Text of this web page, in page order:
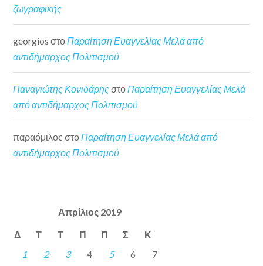
ζωγραφικής
georgios στο Παραίτηση Ευαγγελίας Μελά από
αντιδήμαρχος Πολιτισμού
Παναγιώτης ΚονιδάρηςστοΠαραίτηση Ευαγγελίας Μελά
από αντιδήμαρχος Πολιτισμού
παραόμιλος στοΠαραίτηση Ευαγγελίας Μελά από
αντιδήμαρχος Πολιτισμού
Απρίλιος 2019
Δ Τ Τ Π Π Σ Κ
1 2 3 4 5 6
7